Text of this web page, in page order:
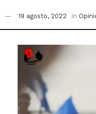
19 agosto, 2022 in